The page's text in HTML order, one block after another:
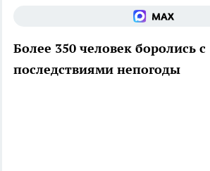
Более 350 человек боролись с
последствиями непогоды